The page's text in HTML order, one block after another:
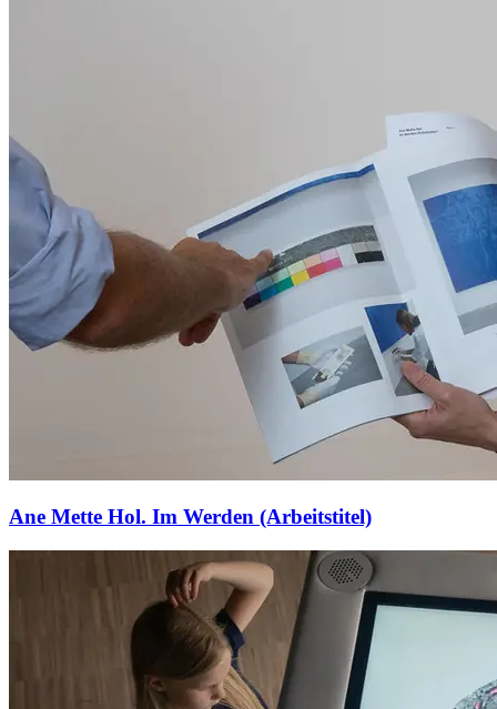
Ane Mette Hol. Im Werden (Arbeitstitel)